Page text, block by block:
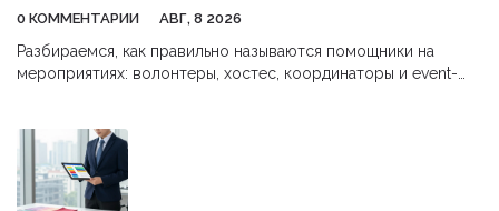
0 КОММЕНТАРИИ АВГ, 8 2026
Разбираемся, как правильно называются помощники на
мероприятиях: волонтеры, хостес, координаторы и event-